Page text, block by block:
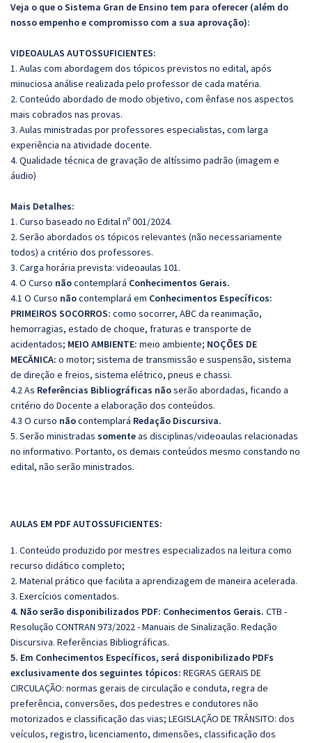
Veja o que o Sistema Gran de Ensino tem para oferecer (além do
nosso empenho e compromisso com a sua aprovação):
VIDEOAULAS AUTOSSUFICIENTES:
1. Aulas com abordagem dos tópicos previstos no edital, após
minuciosa análise realizada pelo professor de cada matéria.
2. Conteúdo abordado de modo objetivo, com ênfase nos aspectos
mais cobrados nas provas.
3. Aulas ministradas por professores especialistas, com larga
experiência na atividade docente.
4. Qualidade técnica de gravação de altíssimo padrão (imagem e
áudio)
Mais Detalhes:
1. Curso baseado no Edital nº 001/2024.
2. Serão abordados os tópicos relevantes (não necessariamente
todos) a critério dos professores.
3. Carga horária prevista: videoaulas 101.
4. O Curso nãocontemplará Conhecimentos Gerais.
4.1 O Curso nãocontemplará em Conhecimentos Específicos:
PRIMEIROS SOCORROS: como socorrer, ABC da reanimação,
hemorragias, estado de choque, fraturas e transporte de
acidentados; MEIO AMBIENTE: meio ambiente; NOÇÕES DE
MECÂNICA: o motor; sistema de transmissão e suspensão, sistema
de direção e freios, sistema elétrico, pneus e chassi.
4.2 As Referências Bibliográficas nãoserão abordadas, ficando a
critério do Docente a elaboração dos conteúdos.
4.3 O curso nãocontemplará Redação Discursiva.
5. Serão ministradas somenteas disciplinas/videoaulas relacionadas
no informativo. Portanto, os demais conteúdos mesmo constando no
edital, não serão ministrados.
AULAS EM PDF AUTOSSUFICIENTES:
1. Conteúdo produzido por mestres especializados na leitura como
recurso didático completo;
2. Material prático que facilita a aprendizagem de maneira acelerada.
3. Exercícios comentados.
4. Não serão disponibilizados PDF: Conhecimentos Gerais. CTB -
Resolução CONTRAN 973/2022 - Manuais de Sinalização. Redação
Discursiva. Referências Bibliográficas.
5. Em Conhecimentos Específicos, será disponibilizado PDFs
exclusivamente dos seguintes tópicos: REGRAS GERAIS DE
CIRCULAÇÃO: normas gerais de circulação e conduta, regra de
preferência, conversões, dos pedestres e condutores não
motorizados e classificação das vias; LEGISLAÇÃO DE TRÂNSITO: dos
veículos, registro, licenciamento, dimensões, classificação dos